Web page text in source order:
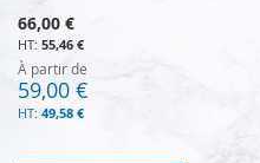
66,00 €
55,46 €
À partir de
59,00 €
49,58 €